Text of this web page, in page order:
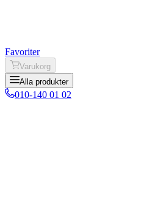
Favoriter
Varukorg
Alla produkter
010-140 01 02